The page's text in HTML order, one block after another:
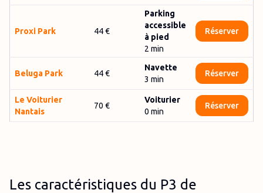
Proxi Park 44 €
Parking
accessible
à pied
2 min
Réserver
Beluga Park 44 €
Navette
3 min
Réserver
Le Voiturier
Nantais
70 €
Voiturier
0 min
Réserver
Les caractéristiques du P3 de